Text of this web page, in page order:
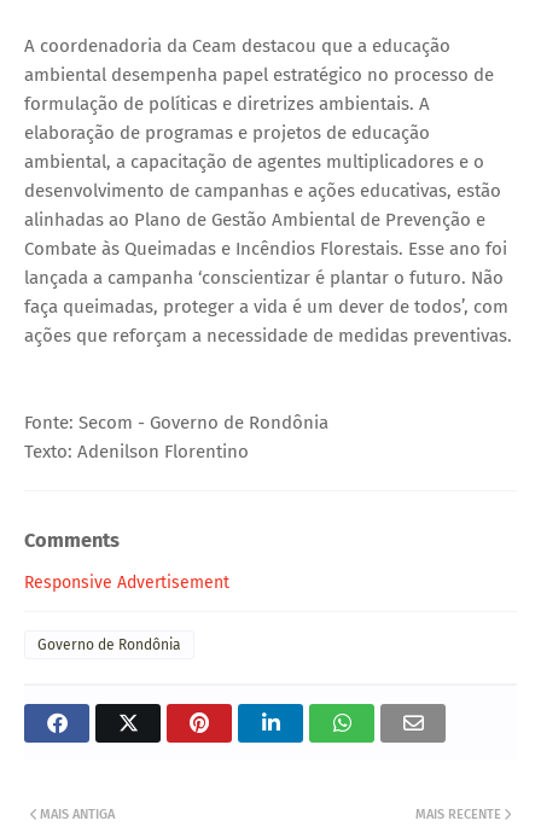
A coordenadoria da Ceam destacou que a educação
ambiental desempenha papel estratégico no processo de
formulação de políticas e diretrizes ambientais. A
elaboração de programas e projetos de educação
ambiental, a capacitação de agentes multiplicadores e o
desenvolvimento de campanhas e ações educativas, estão
alinhadas ao Plano de Gestão Ambiental de Prevenção e
Combate às Queimadas e Incêndios Florestais. Esse ano foi
lançada a campanha ‘conscientizar é plantar o futuro. Não
faça queimadas, proteger a vida é um dever de todos’, com
ações que reforçam a necessidade de medidas preventivas.
Fonte: Secom - Governo de Rondônia
Texto: Adenilson Florentino
Comments
Responsive Advertisement
Governo de Rondônia
MAIS RECENTE
MAIS ANTIGA